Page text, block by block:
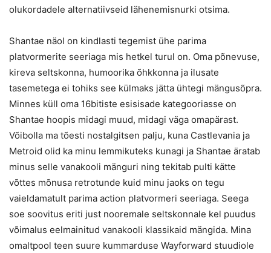
olukordadele alternatiivseid lähenemisnurki otsima.
Shantae näol on kindlasti tegemist ühe parima
platvormerite seeriaga mis hetkel turul on. Oma põnevuse,
kireva seltskonna, humoorika õhkkonna ja ilusate
tasemetega ei tohiks see külmaks jätta ühtegi mängusõpra.
Minnes küll oma 16bitiste esisisade kategooriasse on
Shantae hoopis midagi muud, midagi väga omapärast.
Võibolla ma tõesti nostalgitsen palju, kuna Castlevania ja
Metroid olid ka minu lemmikuteks kunagi ja Shantae äratab
minus selle vanakooli mänguri ning tekitab pulti kätte
võttes mõnusa retrotunde kuid minu jaoks on tegu
vaieldamatult parima action platvormeri seeriaga. Seega
soe soovitus eriti just nooremale seltskonnale kel puudus
võimalus eelmainitud vanakooli klassikaid mängida. Mina
omaltpool teen suure kummarduse Wayforward stuudiole